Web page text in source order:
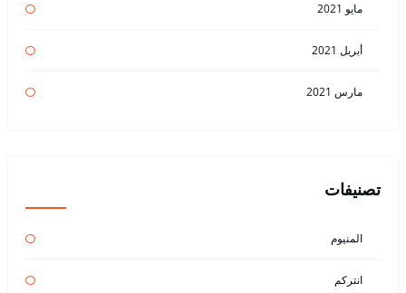
مايو 2021
أبريل 2021
مارس 2021
تصنيفات
المنيوم
انتركم